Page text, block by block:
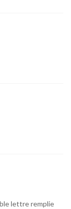
lettre remplie